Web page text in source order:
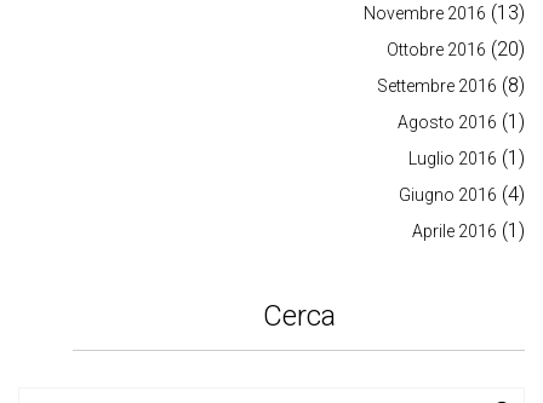
Novembre 2016 (13)
Ottobre 2016 (20)
Settembre 2016 (8)
Agosto 2016 (1)
Luglio 2016 (1)
Giugno 2016 (4)
Aprile 2016 (1)
Cerca